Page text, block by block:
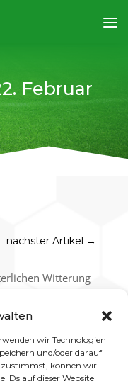
wir Technologien
und/oder darauf
zustimmst, können wir
IDs auf dieser Website
Februar
nächster Artikel →
Witterung
Sportanlagen
im
wärmere
der